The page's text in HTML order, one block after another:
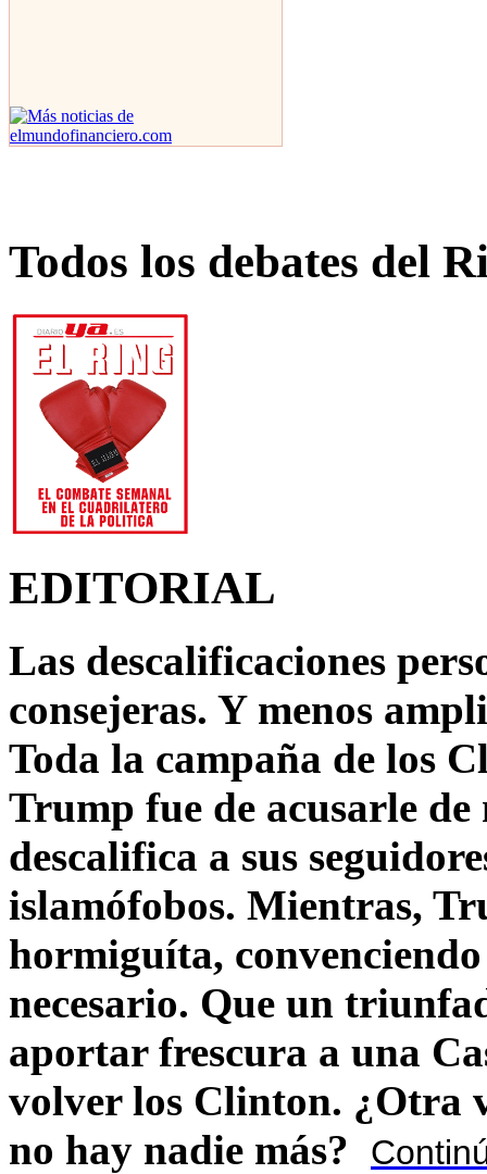
Todos los debates del
EDITORIAL
Las descalificaciones
consejeras. Y menos
Toda la campaña de los
Trump fue de acusarle
descalifica a sus
islamófobos. Mientras,
hormiguíta,
necesario. Que un
aportar frescura a una
volver los Clinton. ¿Otra
no hay nadie más?